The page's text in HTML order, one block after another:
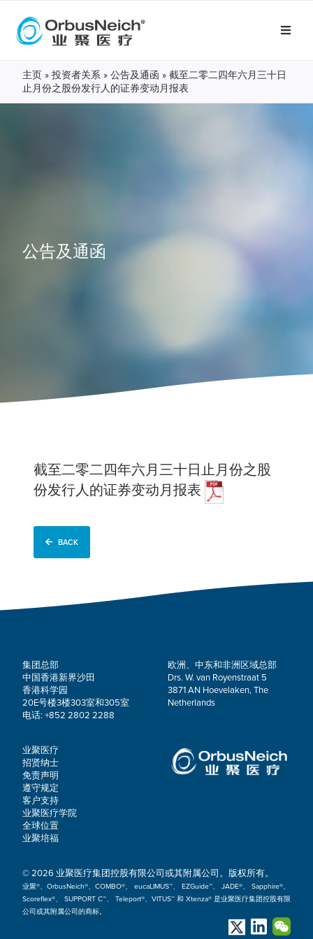
主页 » 投资者关系 » 公告及通函 » 截至二零二四年六月三十日
止月份之股份发行人的证券变动月报表
公告及通函
截至二零二四年六月三十日止月份之股
份发行人的证券变动月报表
BACK
集团总部
中国香港新界沙田
香港科学园
20E号楼3楼303室和305室
电话: +852 2802 2288
欧洲、中东和非洲区域总部
Drs. W. van Royenstraat 5
3871 AN Hoevelaken, The
Netherlands
业聚医疗
招贤纳士
免责声明
遵守规定
客户支持
业聚医疗学院
全球位置
业聚培福
© 2026 业聚医疗集团控股有限公司或其附属公司。版权所有。
业聚®、OrbusNeich®、COMBO®、 eucaLIMUS™、 EZGuide™、 JADE®、 Sapphire®、
Scoreflex®、 SUPPORT C™、 Teleport®、VITUS™ 和 Xtenza® 是业聚医疗集团控股有限
公司或其附属公司的商标。